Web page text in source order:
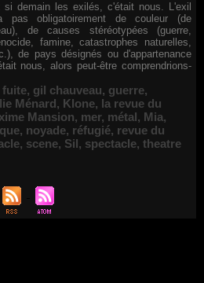
si demain les exilés, c'était nous. L'exil
pas obligatoirement de couleur (de
de causes stéréotypées (guerre,
famine, catastrophes naturelles,
de pays désignés ou d'appartenance
nous, alors peut-être comprendrions-
fuite, gil chauveau, guerre,
Ménard, Klone, la revue du
Mansion, mer, métal, Mia,
, noyade, réfugié, revue du
, scene, Sil, spectacle, theatre